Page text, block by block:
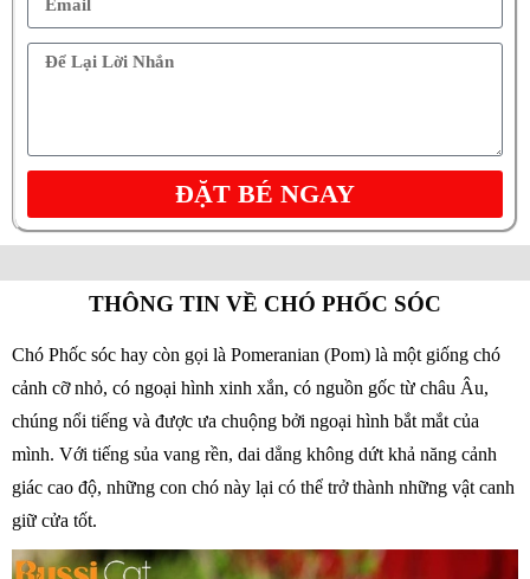
ĐẶT BÉ NGAY
THÔNG TIN VỀ CHÓ PHỐC SÓC
Chó Phốc sóc hay còn gọi là Pomeranian (Pom) là một giống chó
cảnh cỡ nhỏ, có ngoại hình xinh xắn, có nguồn gốc từ châu Âu,
chúng nổi tiếng và được ưa chuộng bởi ngoại hình bắt mắt của
mình. Với tiếng sủa vang rền, dai dẳng không dứt khả năng cảnh
giác cao độ, những con chó này lại có thể trở thành những vật canh
giữ cửa tốt.